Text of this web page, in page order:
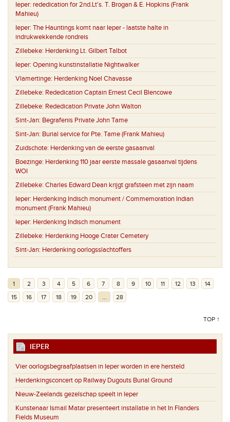
Ieper: rededication for 2nd.Lt's. T. Brogan & E. Hopkins (Frank
Mahieu)
Ieper: The Hauntings komt naar Ieper - laatste halte in
indrukwekkende rondreis
Zillebeke: Herdenking Lt. Gilbert Talbot
Ieper: Opening kunstinstallatie Nightwalker
Vlamertinge: Herdenking Noel Chavasse
Zillebeke: Rededication Captain Ernest Cecil Blencowe
Zillebeke: Rededication Private John Walton
Sint-Jan: Begrafenis Private John Tame
Sint-Jan: Burial service for Pte. Tame (Frank Mahieu)
Zuidschote: Herdenking van de eerste gasaanval
Boezinge: Herdenking 110 jaar eerste massale gasaanval tijdens
WOI
Zillebeke: Charles Edward Dean krijgt grafsteen met zijn naam
Ieper: Herdenking Indisch monument / Commemoration Indian
monument (Frank Mahieu)
Ieper: Herdenking Indisch monument
Zillebeke: Herdenking Hooge Crater Cemetery
Sint-Jan: Herdenking oorlogsslachtoffers
1 2 3 4 5 6 7 8 9 10 11 12 13
14
15
16 17 18 19 20 ... 28
TOP ↑
IEPER
Vier oorlogsbegraafplaatsen in Ieper worden in ere hersteld
Herdenkingsconcert op Railway Dugouts Burial Ground
Nieuw-Zeelands gezelschap speelt in Ieper
Kunstenaar Ismail Matar presenteert installatie in het In Flanders
Fields Museum